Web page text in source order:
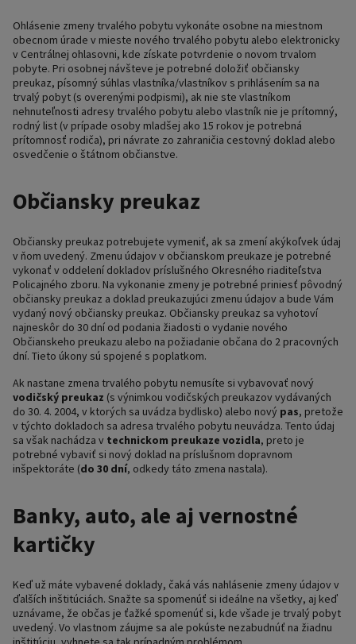
Ohlásenie zmeny trvalého pobytu vykonáte osobne na miestnom
obecnom úrade v mieste nového trvalého pobytu alebo elektronicky
v Centrálnej ohlasovni, kde získate potvrdenie o novom trvalom
pobyte. Pri osobnej návšteve je potrebné doložiť občiansky
preukaz, písomný súhlas vlastníka/vlastníkov s prihlásením sa na
trvalý pobyt (s overenými podpismi), ak nie ste vlastníkom
nehnuteľnosti adresy trvalého pobytu alebo vlastník nie je prítomný,
rodný list (v prípade osoby mladšej ako 15 rokov je potrebná
prítomnosť rodiča), pri návrate zo zahraničia cestovný doklad alebo
osvedčenie o štátnom občianstve.
Občiansky preukaz
Občiansky preukaz potrebujete vymeniť, ak sa zmení akýkoľvek údaj
v ňom uvedený. Zmenu údajov v občianskom preukaze je potrebné
vykonať v oddelení dokladov príslušného Okresného riaditeľstva
Policajného zboru. Na vykonanie zmeny je potrebné priniesť pôvodný
občiansky preukaz a doklad preukazujúci zmenu údajov a bude Vám
vydaný nový občiansky preukaz. Občiansky preukaz sa vyhotoví
najneskôr do 30 dní od podania žiadosti o vydanie nového
Občianskeho preukazu alebo na požiadanie občana do 2 pracovných
dní. Tieto úkony sú spojené s poplatkom.
Ak nastane zmena trvalého pobytu nemusíte si vybavovať nový
vodičský preukaz (s výnimkou vodičských preukazov vydávaných
do 30. 4. 2004, v ktorých sa uvádza bydlisko) alebo nový pas, pretože
v týchto dokladoch sa adresa trvalého pobytu neuvádza. Tento údaj
sa však nachádza v technickom preukaze vozidla, preto je
potrebné vybaviť si nový doklad na príslušnom dopravnom
inšpektoráte (do 30 dní, odkedy táto zmena nastala).
Banky, auto, ale aj vernostné
kartičky
Keď už máte vybavené doklady, čaká vás nahlásenie zmeny údajov v
ďalších inštitúciách. Snažte sa spomenúť si ideálne na všetky, aj keď
uznávame, že občas je ťažké spomenúť si, kde všade je trvalý pobyt
uvedený. Vo vlastnom záujme sa ale pokúste nezabudnúť na žiadnu